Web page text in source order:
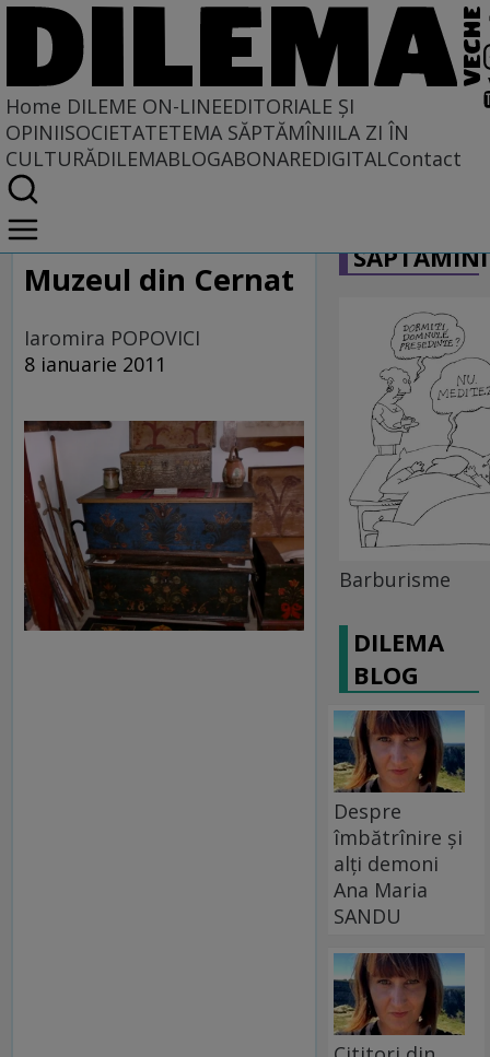
Home DILEME ON-LINEEDITORIALE ȘI
OPINIISOCIETATETEMA SĂPTĂMÎNIILA ZI ÎN
CULTURĂDILEMABLOGABONAREDIGITALContact
Home
Dileme on-line
Muzeul din Cernat
Iaromira POPOVICI
8 ianuarie 2011
Barburisme
DILEMA
BLOG
Despre
îmbătrînire și
alți demoni
Ana Maria
SANDU